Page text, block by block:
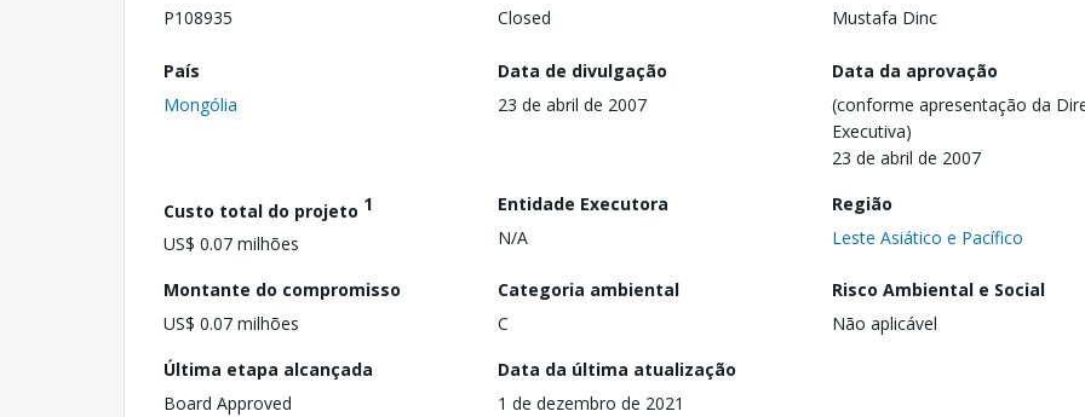
P108935
Closed
Mustafa Dinc
País
Mongólia
Data de divulgação
23 de abril de 2007
Data da aprovação
(conforme apresentação da
Executiva)
23 de abril de 2007
Custo total do projeto 1
US$ 0.07 milhões
Entidade Executora
N/A
Região
Leste Asiático e Pacífico
Montante do compromisso
US$ 0.07 milhões
Categoria ambiental
C
Risco Ambiental e Social
Não aplicável
Última etapa alcançada
Board Approved
Data da última atualização
1 de dezembro de 2021